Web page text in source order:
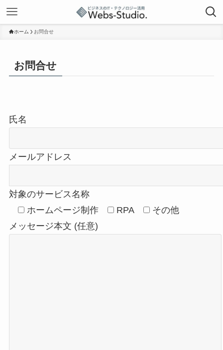
ホーム お問合せ
お問合せ
氏名
メールアドレス
対象のサービス名称
ホームページ制作
RPA
その他
メッセージ本文 (任意)